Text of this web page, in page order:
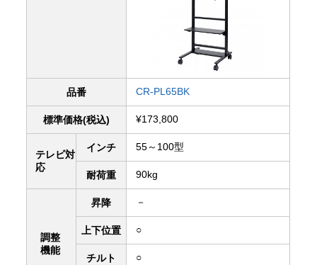
品番 CR-PL65BK
標準価格(税込) ¥173,800
テレビ対
応
インチ 55～100型
耐荷重 90kg
調整
機能
昇降 －
上下位置 ○
チルト ○